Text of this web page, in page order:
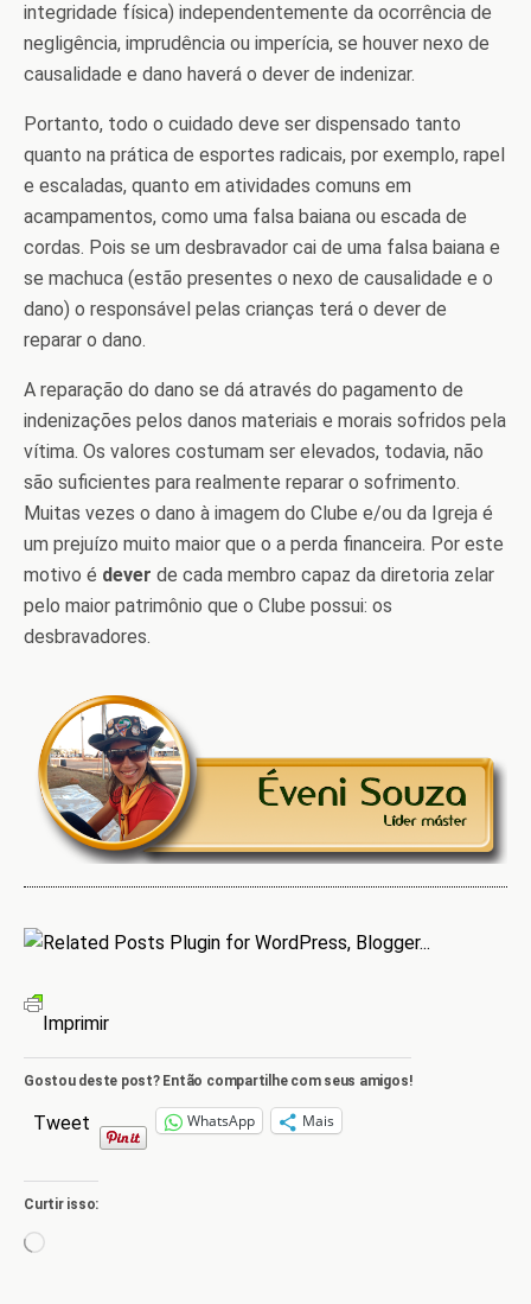
integridade física) independentemente da ocorrência de
negligência, imprudência ou imperícia, se houver nexo de
causalidade e dano haverá o dever de indenizar.
Portanto, todo o cuidado deve ser dispensado tanto
quanto na prática de esportes radicais, por exemplo, rapel
e escaladas, quanto em atividades comuns em
acampamentos, como uma falsa baiana ou escada de
cordas. Pois se um desbravador cai de uma falsa baiana e
se machuca (estão presentes o nexo de causalidade e o
dano) o responsável pelas crianças terá o dever de
reparar o dano.
A reparação do dano se dá através do pagamento de
indenizações pelos danos materiais e morais sofridos pela
vítima. Os valores costumam ser elevados, todavia, não
são suficientes para realmente reparar o sofrimento.
Muitas vezes o dano à imagem do Clube e/ou da Igreja é
um prejuízo muito maior que o a perda financeira. Por este
motivo é dever de cada membro capaz da diretoria zelar
pelo maior patrimônio que o Clube possui: os
desbravadores.
Imprimir
Gostou deste post? Então compartilhe com seus amigos!
Tweet WhatsApp Mais
Curtir isso:
Carregando...